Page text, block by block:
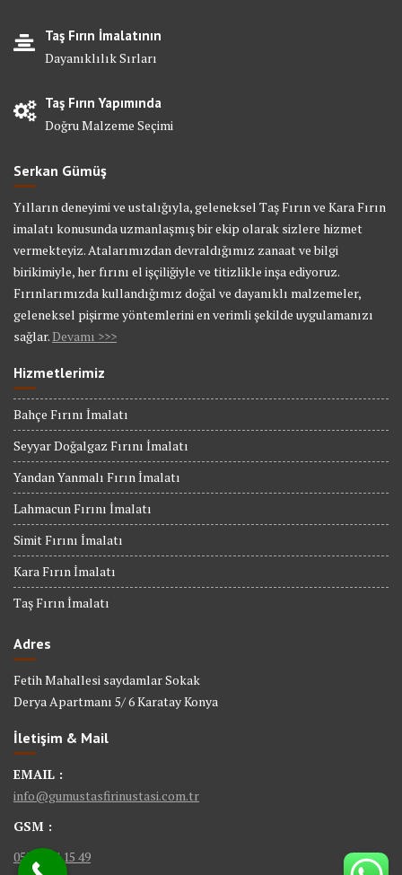
Taş Fırın İmalatının
Dayanıklılık Sırları
Taş Fırın Yapımında
Doğru Malzeme Seçimi
Serkan Gümüş
Yılların deneyimi ve ustalığıyla, geleneksel Taş Fırın ve Kara Fırın
imalatı konusunda uzmanlaşmış bir ekip olarak sizlere hizmet
vermekteyiz. Atalarımızdan devraldığımız zanaat ve bilgi
birikimiyle, her fırını el işçiliğiyle ve titizlikle inşa ediyoruz.
Fırınlarımızda kullandığımız doğal ve dayanıklı malzemeler,
geleneksel pişirme yöntemlerini en verimli şekilde uygulamanızı
sağlar.Devamı >>>
Hizmetlerimiz
Bahçe Fırını İmalatı
Seyyar Doğalgaz Fırını İmalatı
Yandan Yanmalı Fırın İmalatı
Lahmacun Fırını İmalatı
Simit Fırını İmalatı
Kara Fırın İmalatı
Taş Fırın İmalatı
Adres
Fetih Mahallesi saydamlar Sokak
Derya Apartmanı 5/ 6 Karatay Konya
İletişim & Mail
EMAIL :
info@gumustasfirinustasi.com.tr
GSM :
0535 884 15 49